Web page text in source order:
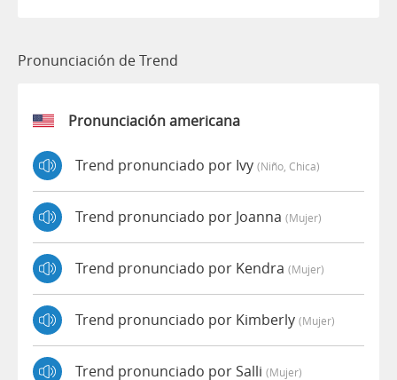
Pronunciación de Trend
Pronunciación americana
Trend pronunciado por Ivy (niño, Chica)
Trend pronunciado por Joanna (mujer)
Trend pronunciado por Kendra (mujer)
Trend pronunciado por Kimberly (mujer)
Trend pronunciado por Salli (mujer)